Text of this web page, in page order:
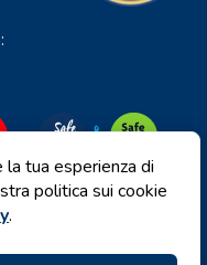
tua esperienza di
politica sui cookie
.